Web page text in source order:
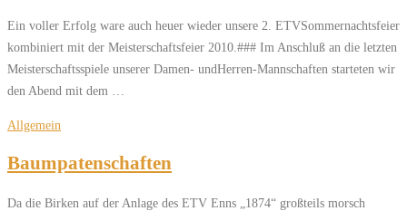
Ein voller Erfolg ware auch heuer wieder unsere 2. ETVSommernachtsfeier
kombiniert mit der Meisterschaftsfeier 2010.### Im Anschluß an die letzten
Meisterschaftsspiele unserer Damen- undHerren-Mannschaften starteten wir
den Abend mit dem …
Allgemein
Baumpatenschaften
Da die Birken auf der Anlage des ETV Enns „1874“ großteils morsch